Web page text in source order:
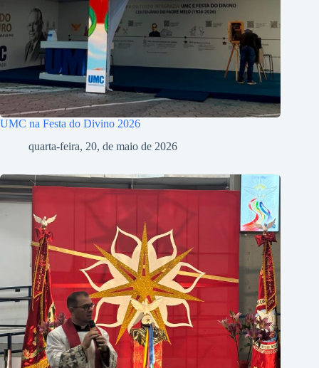
UMC na Festa do Divino 2026
quarta-feira, 20, de maio de 2026